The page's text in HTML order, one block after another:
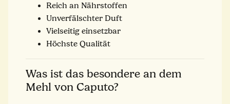
Reich an Nährstoffen
Unverfälschter Duft
Vielseitig einsetzbar
Höchste Qualität
Was ist das besondere an dem
Mehl von Caputo?